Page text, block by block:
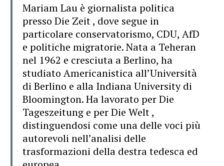
Mariam Lau è giornalista politica
presso Die Zeit , dove segue in
particolare conservatorismo, CDU, AfD
e politiche migratorie. Nata a Teheran
nel 1962 e cresciuta a Berlino, ha
studiato Americanistica all’Università
di Berlino e alla Indiana University di
Bloomington. Ha lavorato per Die
Tageszeitung e per Die Welt ,
distinguendosi come una delle voci più
autorevoli nell’analisi delle
trasformazioni della destra tedesca ed